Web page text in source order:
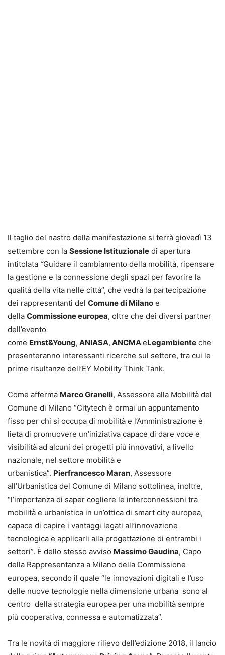
Il taglio del nastro della manifestazione si terrà giovedì 13
settembre con la Sessione Istituzionale di apertura
intitolata “Guidare il cambiamento della mobilità, ripensare
la gestione e la connessione degli spazi per favorire la
qualità della vita nelle città”, che vedrà la partecipazione
dei rappresentanti del Comune di Milano e
della Commissione europea, oltre che dei diversi partner
dell’evento
come Ernst&Young, ANIASA, ANCMAeLegambiente che
presenteranno interessanti ricerche sul settore, tra cui le
prime risultanze dell’EY Mobility Think Tank.
Come afferma Marco Granelli, Assessore alla Mobilità del
Comune di Milano “Citytech è ormai un appuntamento
fisso per chi si occupa di mobilità e l’Amministrazione è
lieta di promuovere un’iniziativa capace di dare voce e
visibilità ad alcuni dei progetti più innovativi, a livello
nazionale, nel settore mobilità e
urbanistica”. Pierfrancesco Maran, Assessore
all’Urbanistica del Comune di Milano sottolinea, inoltre,
“l’importanza di saper cogliere le interconnessioni tra
mobilità e urbanistica in un’ottica di smart city europea,
capace di capire i vantaggi legati all’innovazione
tecnologica e applicarli alla progettazione di entrambi i
settori”. È dello stesso avviso Massimo Gaudina, Capo
della Rappresentanza a Milano della Commissione
europea, secondo il quale “le innovazioni digitali e l’uso
delle nuove tecnologie nella dimensione urbana sono al
centro della strategia europea per una mobilità sempre
più cooperativa, connessa e automatizzata”.
Tra le novità di maggiore rilievo dell’edizione 2018, il lancio